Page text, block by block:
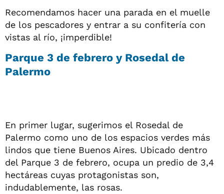
Recomendamos hacer una parada en el muelle
de los pescadores y entrar a su confitería con
vistas al río, ¡imperdible!
Parque 3 de febrero y Rosedal de
Palermo
En primer lugar, sugerimos el Rosedal de
Palermo como uno de los espacios verdes más
lindos que tiene Buenos Aires. Ubicado dentro
del Parque 3 de febrero, ocupa un predio de 3,4
hectáreas cuyas protagonistas son,
indudablemente, las rosas.